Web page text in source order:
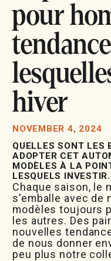
pour
hiver
NOVEMBER 4, 2024
QUELLES SONT LES
ADOPTER CET
MODÈLES À LA
LESQUELS INVESTIR.
Chaque saison, le
s'emballe avec de
modèles toujours
les autres. Des
nouvelles
de nous donner
peu plus notre